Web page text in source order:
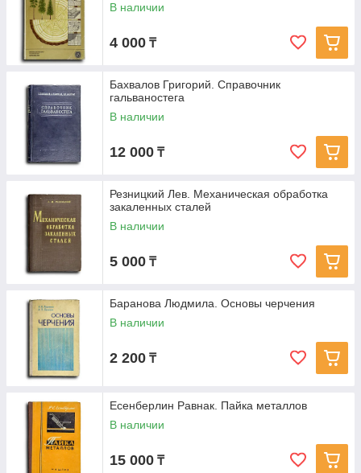
В наличии
4 000 ₸
Бахвалов Григорий. Справочник
гальваностега
В наличии
12 000 ₸
Резницкий Лев. Механическая обработка
закаленных сталей
В наличии
5 000 ₸
Баранова Людмила. Основы черчения
В наличии
2 200 ₸
Есенберлин Равнак. Пайка металлов
В наличии
15 000 ₸